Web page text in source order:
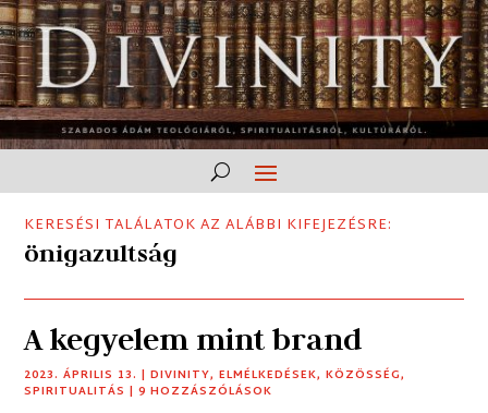
KERESÉSI TALÁLATOK AZ ALÁBBI KIFEJEZÉSRE:
önigazultság
A kegyelem mint brand
2023. ÁPRILIS 13. |DIVINITY,ELMÉLKEDÉSEK,KÖZÖSSÉG,
SPIRITUALITÁS | 9 HOZZÁSZÓLÁSOK